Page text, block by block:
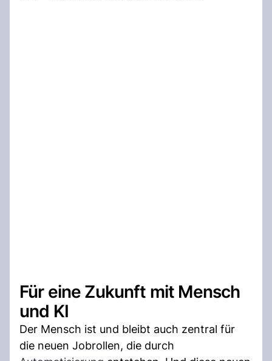
Für eine Zukunft mit Mensch
und KI
Der Mensch ist und bleibt auch zentral für
die neuen Jobrollen, die durch